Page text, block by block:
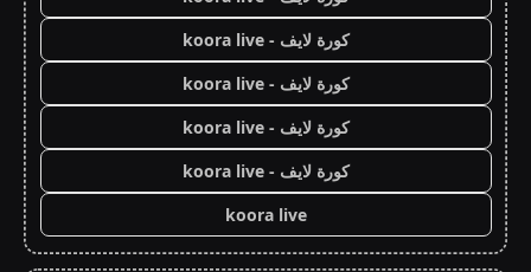
كورة لايف - koora live
كورة لايف - koora live
كورة لايف - koora live
كورة لايف - koora live
koora live